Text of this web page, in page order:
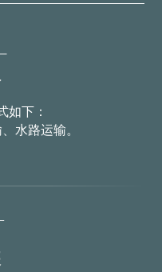
如下：
水路运输。